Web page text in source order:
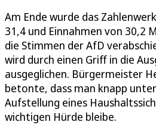
Am Ende wurde das
31,4 und Einnahmen von 30,2
die Stimmen der AfD
wird durch einen Griff in die
ausgeglichen. Bürgermeister
betonte, dass man knapp
Aufstellung eines
wichtigen Hürde bleibe.